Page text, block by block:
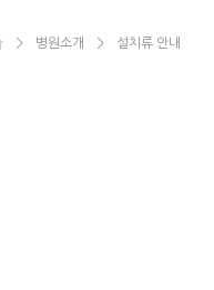
＞ 병원소개 ＞ 설치류 안내